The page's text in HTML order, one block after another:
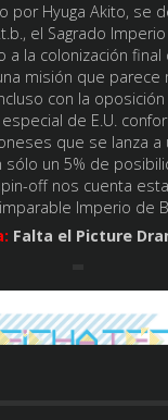
por Hyuga Akito, se
el Sagrado
a la colonización final
misión que parece
con la oposición
de E.U.
que se lanza a
sólo un 5% de
off nos cuenta
Imperio de
Falta el Picture